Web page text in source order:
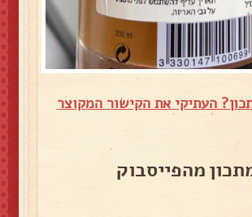
העתיקי את הקישור המקוצר
מהפייסבוק